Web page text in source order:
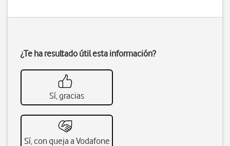
¿Te ha resultado útil esta información?
Sí, gracias
Sí, con queja a Vodafone